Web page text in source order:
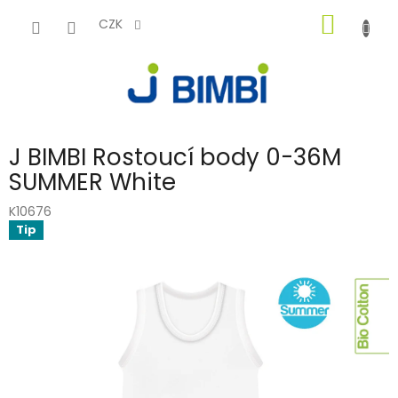
CZK
KOŠÍK
J BIMBI Rostoucí body 0-36M
SUMMER White
K10676
Tip